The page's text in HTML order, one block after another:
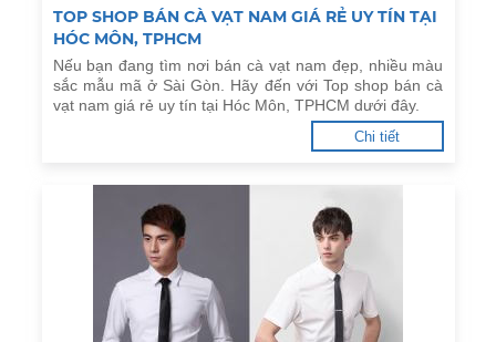
TOP SHOP BÁN CÀ VẠT NAM GIÁ RẺ UY TÍN TẠI
HÓC MÔN, TPHCM
Nếu bạn đang tìm nơi bán cà vạt nam đẹp, nhiều màu
sắc mẫu mã ở Sài Gòn. Hãy đến với Top shop bán cà
vạt nam giá rẻ uy tín tại Hóc Môn, TPHCM dưới đây.
Chi tiết